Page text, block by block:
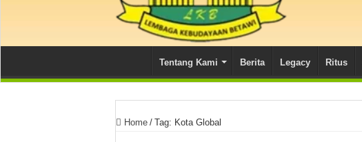
Tentang Kami Berita Legacy Ritus
Home / Tag: Kota Global